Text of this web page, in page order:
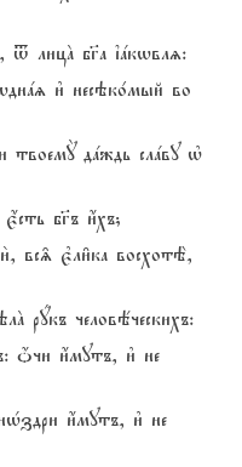
лицA бг7а їaкwвлz:
и3 несэко1мый во
твоемY дaждь слaву њ
бг7ъ и4хъ;
вс‰ є3ли6ка восхотЁ,
рyкъ человёческихъ:
џчи и4мутъ, и3 не
и4мутъ, и3 не